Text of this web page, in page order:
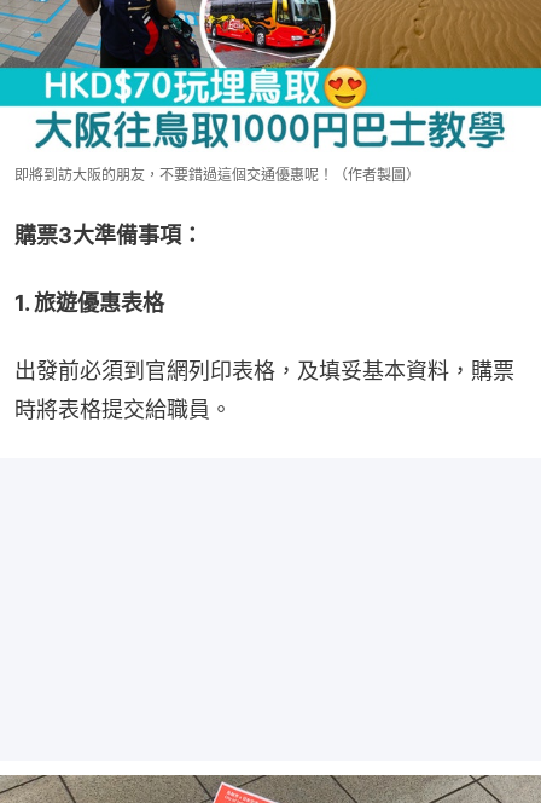
即將到訪大阪的朋友，不要錯過這個交通優惠呢！（作者製圖）
購票3大準備事項：
1. 旅遊優惠表格
出發前必須到官網列印表格，及填妥基本資料，購票
時將表格提交給職員。